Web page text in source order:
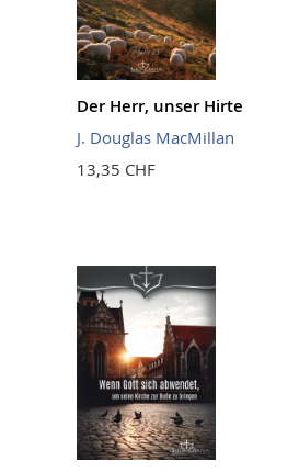
Der Herr, unser Hirte
J. Douglas MacMillan
13,35 CHF